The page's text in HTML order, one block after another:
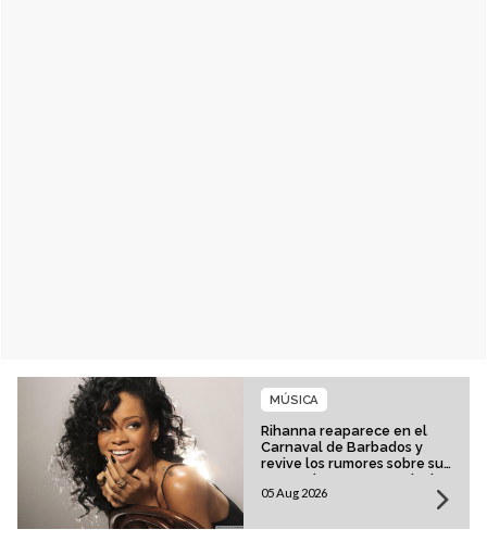
Rihanna reaparece en el
Carnaval de Barbados y
revive los rumores sobre su
esperado regreso musical
MÚSICA
05 Aug 2026